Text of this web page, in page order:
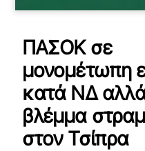
ΠΑΣΟΚ σε
μονομέτωπη
κατά ΝΔ
βλέμμα
στον Τσίπρα